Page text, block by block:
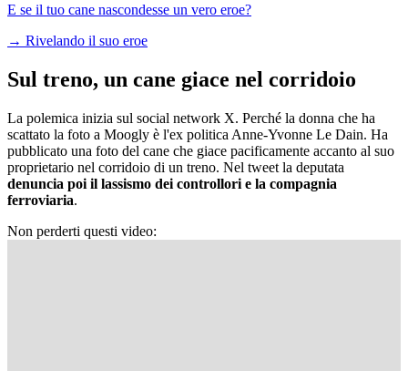
E se il tuo cane nascondesse un vero eroe?
→ Rivelando il suo eroe
Sul treno, un cane giace nel corridoio
La polemica inizia sul social network X. Perché la donna che ha
scattato la foto a Moogly è l'ex politica Anne-Yvonne Le Dain. Ha
pubblicato una foto del cane che giace pacificamente accanto al suo
proprietario nel corridoio di un treno. Nel tweet la deputata
denuncia poi il lassismo dei controllori e la compagnia
ferroviaria.
Non perderti questi video: